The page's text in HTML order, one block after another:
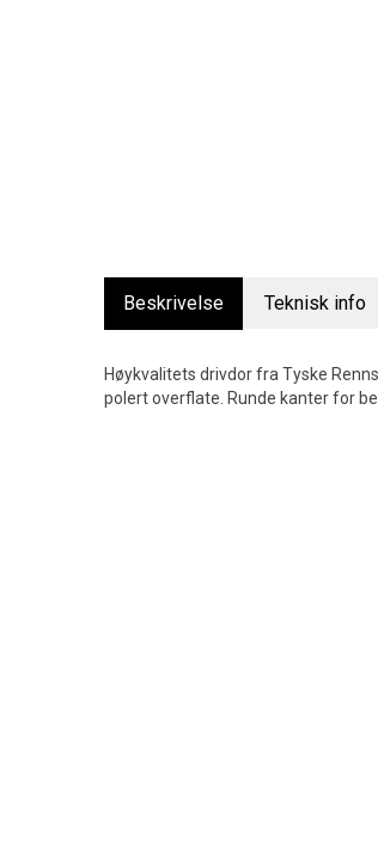
Beskrivelse Teknisk info
Høykvalitets drivdor fra Tyske
polert overflate. Runde kanter for